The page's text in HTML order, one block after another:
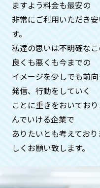
ただいており
せ。
急ぎで何と
が、、、
ご安心くださ
おります。時
たらお伺いさ
金などはかかり
ますよう料金も最安の
非常にご利用いただき
す。
私達の思いは不明確なこ
良くも悪くも今までの
イメージを少しでも前
発信、⾏動をしていく
ことに重きをおいてお
んでいける企業で
ありたいとも考えてお
しくお願い致します。